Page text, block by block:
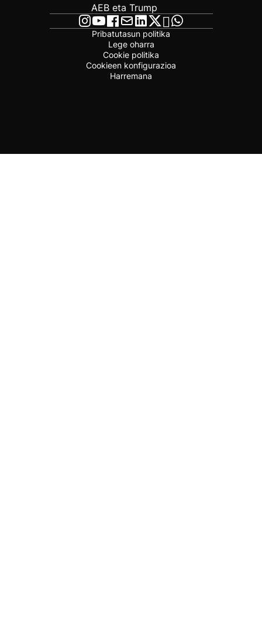
AEB eta Trump
Pribatutasun politika
Lege oharra
Cookie politika
Cookieen konfigurazioa
Harremana